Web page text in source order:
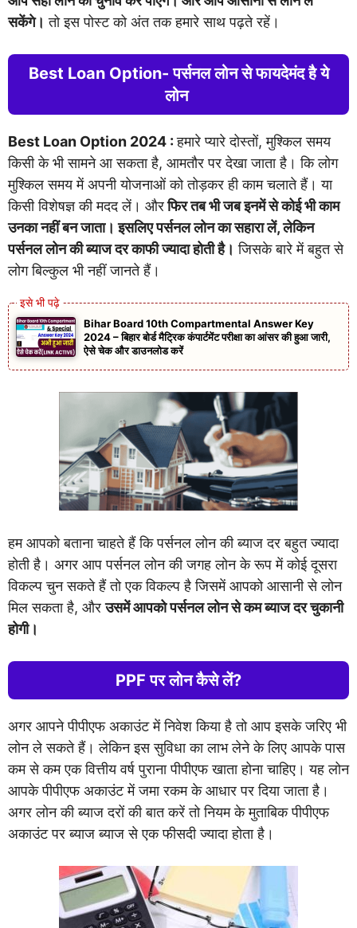
सकेंगे। तो इस पोस्ट को अंत तक हमारे साथ पढ़ते रहें।
Best Loan Option- पर्सनल लोन से फायदेमंद है ये
लोन
Best Loan Option 2024 :हमारे प्यारे दोस्तों, मुश्किल समय
किसी के भी सामने आ सकता है, आमतौर पर देखा जाता है। कि लोग
मुश्किल समय में अपनी योजनाओं को तोड़कर ही काम चलाते हैं। या
किसी विशेषज्ञ की मदद लें। औरफिर तब भी जब इनमें से कोई भी काम
उनका नहीं बन जाता। इसलिए पर्सनल लोन का सहारा लें, लेकिन
पर्सनल लोन की ब्याज दर काफी ज्यादा होती है। जिसके बारे में बहुत से
लोग बिल्कुल भी नहीं जानते हैं।
Bihar Board 10th Compartmental Answer Key
2024 – बिहार बोर्ड मैट्रिक कंपार्टमेंट परीक्षा का आंसर की हुआ जारी,
ऐसे चेक और डाउनलोड करें
हम आपको बताना चाहते हैं कि पर्सनल लोन की ब्याज दर बहुत ज्यादा
होती है। अगर आप पर्सनल लोन की जगह लोन के रूप में कोई दूसरा
विकल्प चुन सकते हैं तो एक विकल्प है जिसमें आपको आसानी से लोन
मिल सकता है, औरउसमें आपको पर्सनल लोन से कम ब्याज दर चुकानी
होगी।
PPF पर लोन कैसे लें?
अगर आपने पीपीएफ अकाउंट में निवेश किया है तो आप इसके जरिए भी
लोन ले सकते हैं। लेकिन इस सुविधा का लाभ लेने के लिए आपके पास
कम से कम एक वित्तीय वर्ष पुराना पीपीएफ खाता होना चाहिए। यह लोन
आपके पीपीएफ अकाउंट में जमा रकम के आधार पर दिया जाता है।
अगर लोन की ब्याज दरों की बात करें तो नियम के मुताबिक पीपीएफ
अकाउंट पर ब्याज ब्याज से एक फीसदी ज्यादा होता है।